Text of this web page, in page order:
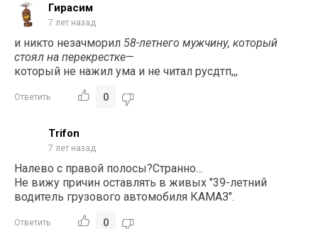
Гирасим
7 лет назад
и никто незачморил 58-летнего мужчину, который
стоял на перекрестке—
который не нажил ума и не читал русдтп,,,
Ответить 0
Trifon
7 лет назад
Налево с правой полосы?Странно…
Не вижу причин оставлять в живых "39-летний
водитель грузового автомобиля КАМАЗ".
Ответить 0